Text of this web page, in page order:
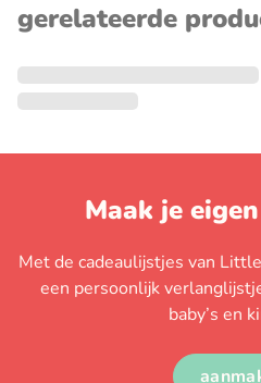
gerelateerde
Maak je
Met de cadeaulijstjes van
een persoonlijk
baby’s en